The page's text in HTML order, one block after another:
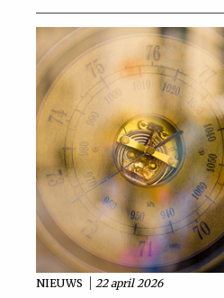
NIEUWS 22 april 2026